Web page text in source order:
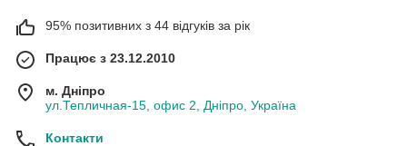
95% позитивних з 44 відгуків за рік
Працює з 23.12.2010
м. Дніпро
ул.Тепличная-15, офис 2, Дніпро, Україна
Контакти